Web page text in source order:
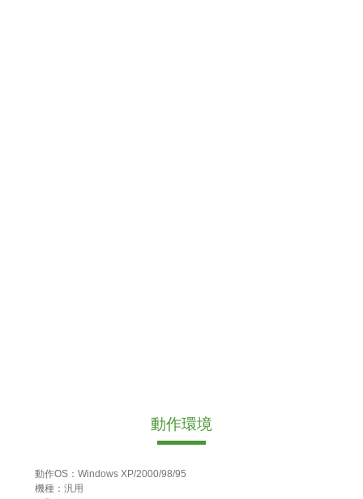
動作環境
動作OS：Windows XP/2000/98/95
機種：汎用